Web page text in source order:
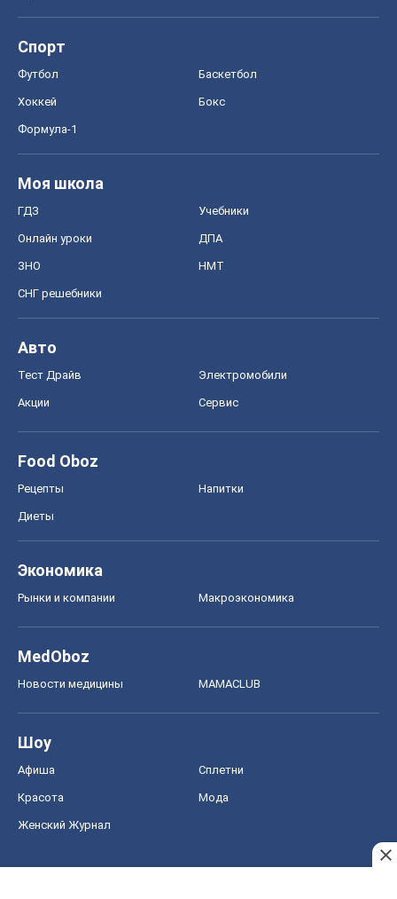
Спорт
Футбол Баскетбол
Хоккей Бокс
Формула-1
Моя школа
ГДЗ Учебники
Онлайн уроки ДПА
ЗНО НМТ
СНГ решебники
Авто
Тест Драйв Электромобили
Акции Сервис
Food Oboz
Рецепты Напитки
Диеты
Экономика
Рынки и компании Mакроэкономика
MedOboz
Новости медицины MAMACLUB
Шоу
Афиша Сплетни
Красота Мода
Женский Журнал